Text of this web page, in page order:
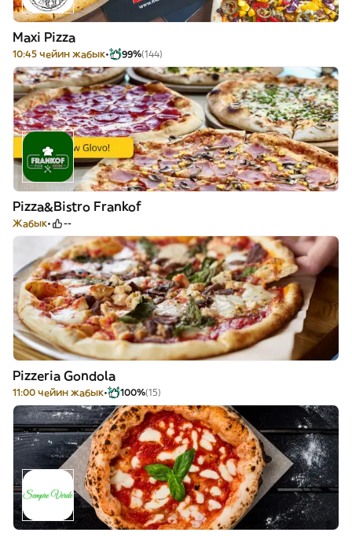
Maxi Pizza
10:45 чейин жабык 99%(144)
Pizza&Bistro Frankof
Жабык --
Pizzeria Gondola
11:00 чейин жабык 100%(15)